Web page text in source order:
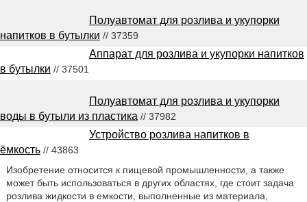
Полуавтомат для розлива и укупорки
напитков в бутылки // 37359
Аппарат для розлива и укупорки напитков
в бутылки // 37501
Полуавтомат для розлива и укупорки
воды в бутыли из пластика // 37982
Устройство розлива напитков в
ёмкость // 43863
Изобретение относится к пищевой промышленности, а также
может быть использоваться в других областях, где стоит задача
розлива жидкости в емкости, выполненные из материала,